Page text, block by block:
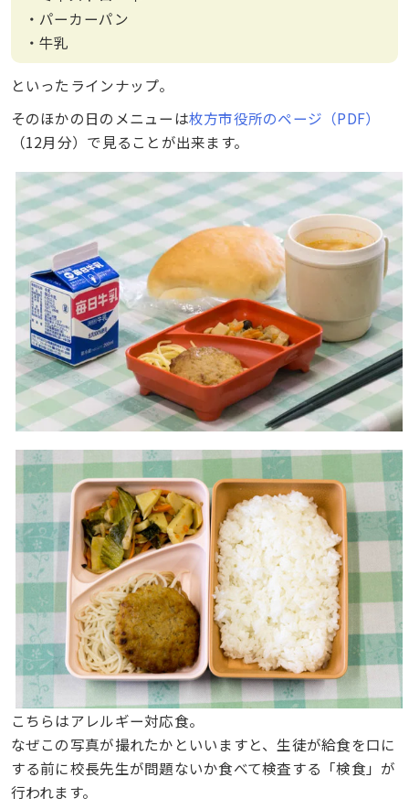
・パーカーパン
・牛乳
といったラインナップ。
そのほかの日のメニューは枚方市役所のページ（PDF）
（12月分）で見ることが出来ます。
こちらはアレルギー対応食。
なぜこの写真が撮れたかといいますと、生徒が給食を口に
する前に校長先生が問題ないか食べて検査する「検食」が
行われます。